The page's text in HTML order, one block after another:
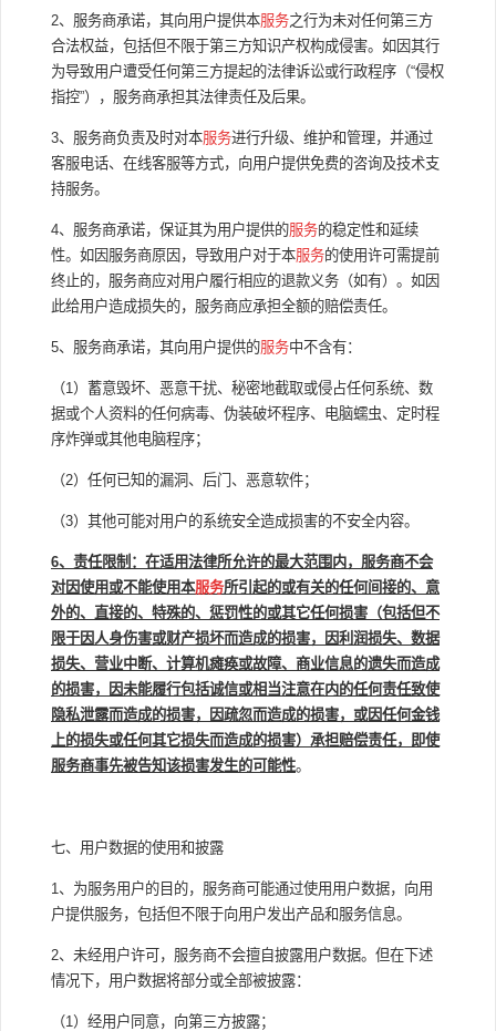
2、服务商承诺，其向用户提供本服务之行为未对任何第三方
合法权益，包括但不限于第三方知识产权构成侵害。如因其行
为导致用户遭受任何第三方提起的法律诉讼或行政程序（“侵权
指控”），服务商承担其法律责任及后果。
3、服务商负责及时对本服务进行升级、维护和管理，并通过
客服电话、在线客服等方式，向用户提供免费的咨询及技术支
持服务。
4、服务商承诺，保证其为用户提供的服务的稳定性和延续
性。如因服务商原因，导致用户对于本服务的使用许可需提前
终止的，服务商应对用户履行相应的退款义务（如有）。如因
此给用户造成损失的，服务商应承担全额的赔偿责任。
5、服务商承诺，其向用户提供的服务中不含有：
（1）蓄意毁坏、恶意干扰、秘密地截取或侵占任何系统、数
据或个人资料的任何病毒、伪装破坏程序、电脑蠕虫、定时程
序炸弹或其他电脑程序；
（2）任何已知的漏洞、后门、恶意软件；
（3）其他可能对用户的系统安全造成损害的不安全内容。
6、责任限制：在适用法律所允许的最大范围内，服务商不会
对因使用或不能使用本服务所引起的或有关的任何间接的、意
外的、直接的、特殊的、惩罚性的或其它任何损害（包括但不
限于因人身伤害或财产损坏而造成的损害，因利润损失、数据
损失、营业中断、计算机瘫痪或故障、商业信息的遗失而造成
的损害，因未能履行包括诚信或相当注意在内的任何责任致使
隐私泄露而造成的损害，因疏忽而造成的损害，或因任何金钱
上的损失或任何其它损失而造成的损害）承担赔偿责任，即使
服务商事先被告知该损害发生的可能性。
七、用户数据的使用和披露
1、为服务用户的目的，服务商可能通过使用用户数据，向用
户提供服务，包括但不限于向用户发出产品和服务信息。
2、未经用户许可，服务商不会擅自披露用户数据。但在下述
情况下，用户数据将部分或全部被披露：
（1）经用户同意，向第三方披露；